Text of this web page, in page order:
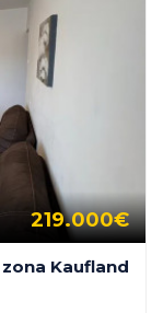
219.000€
Kaufland